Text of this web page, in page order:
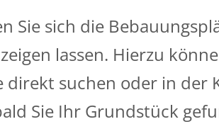
Sie sich die
lassen. Hierzu
direkt suchen oder in der
Sie Ihr Grundstück